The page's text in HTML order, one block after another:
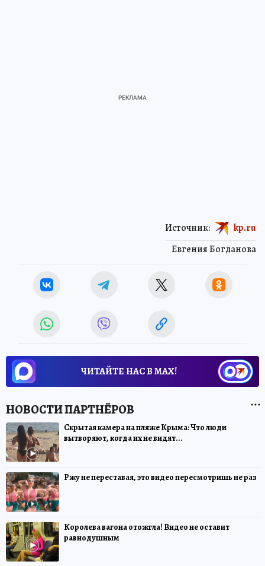
Евгения Богданова
Источник: kp.ru
ЧИТАЙТЕ НАС В МАХ!
Скрытая камера на пляже Крыма: Что люди
вытворяют, когда их не видят...
Ржу не переставая, это видео пересмотришь не раз
Королева вагона отожгла! Видео не оставит
равнодушным